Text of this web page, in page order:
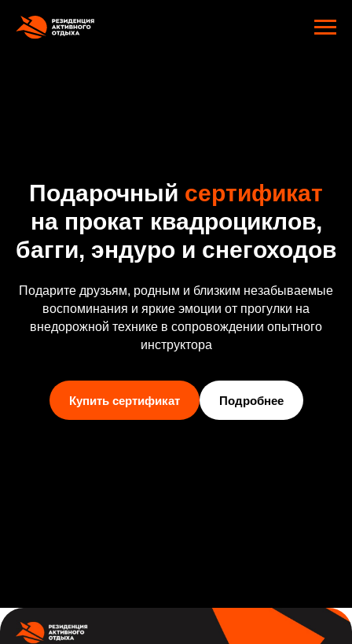
Главная » Сертификаты
Подарочный сертификат
на прокат квадроциклов,
багги, эндуро и снегоходов
Подарите друзьям, родным и близким незабываемые
воспоминания и яркие эмоции от прогулки на
внедорожной технике в сопровождении опытного
инструктора
Купить сертификат Подробнее